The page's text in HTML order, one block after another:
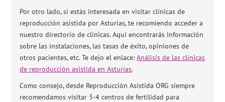
Por otro lado, si estás interesada en visitar clínicas de
reproducción asistida por Asturias, te recomiendo acceder a
nuestro directorio de clínicas. Aquí encontrarás información
sobre las instalaciones, las tasas de éxito, opiniones de
otros pacientes, etc. Te dejo el enlace:Análisis de las clínicas
de reproducción asistida en Asturias.
Como consejo, desde Reproducción Asistida ORG siempre
recomendamos visitar 3-4 centros de fertilidad para